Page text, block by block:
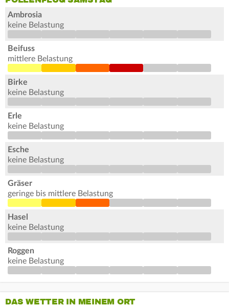
Ambrosia
keine Belastung
Beifuss
mittlere Belastung
Birke
keine Belastung
Erle
keine Belastung
Esche
keine Belastung
Gräser
geringe bis mittlere Belastung
Hasel
keine Belastung
Roggen
keine Belastung
DAS WETTER IN MEINEM ORT